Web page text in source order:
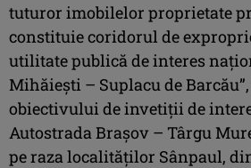
tuturor imobilelor proprietate
constituie coridorul de
utilitate publică de interes
Mihăiești – Suplacu de
obiectivului de invetiții de
Autostrada Brașov – Târgu
pe raza localităților Sânpaul,